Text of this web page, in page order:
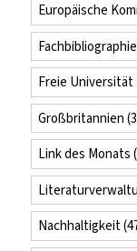
Europäische
Fachbibliographie
Freie Universität
Großbritannien
Link des Monats
Nachhaltigkeit